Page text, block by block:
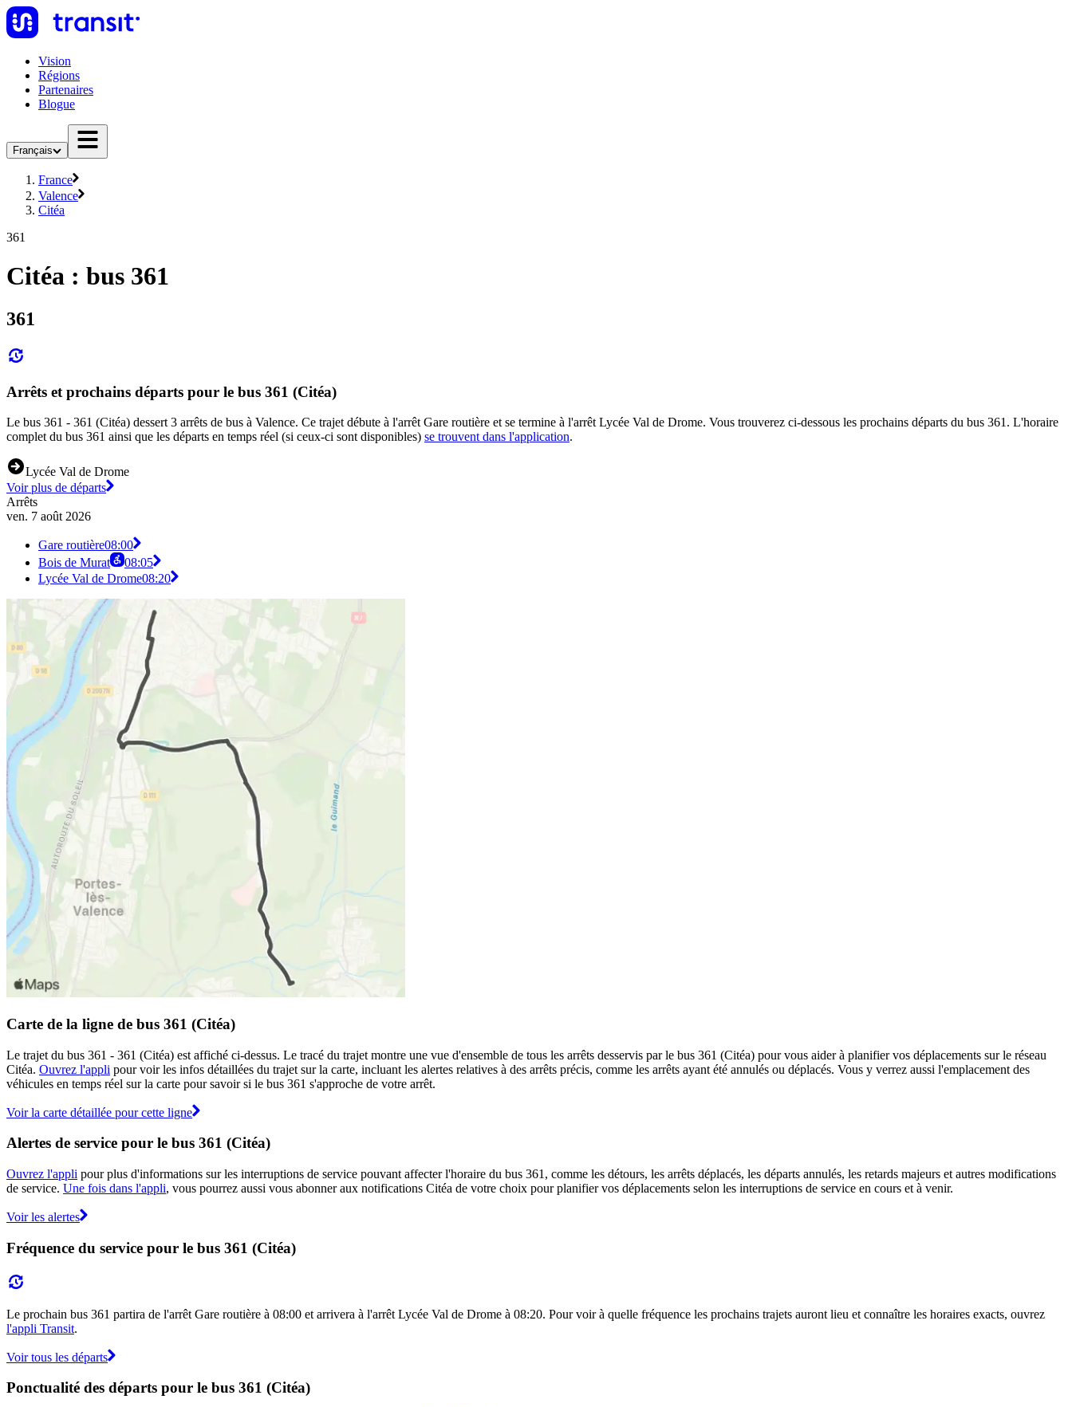
Vision
Régions
Partenaires
Blogue
Français
France
Valence
Citéa
361
Citéa : bus 361
361
Arrêts et prochains départs pour le bus 361 (Citéa)
Le bus 361 - 361 (Citéa) dessert 3 arrêts de bus à Valence. Ce trajet débute à l'arrêt Gare routière et se termine à l'arrêt Lycée Val de Drome. Vous trouverez ci-dessous les prochains départs du bus 361. L'horaire
complet du bus 361 ainsi que les départs en temps réel (si ceux-ci sont disponibles) se trouvent dans l'application.
Lycée Val de Drome
Voir plus de départs
Arrêts
ven. 7 août 2026
Gare routière08:00
Bois de Murat
08:05
Lycée Val de Drome08:20
Carte de la ligne de bus 361 (Citéa)
Le trajet du bus 361 - 361 (Citéa) est affiché ci-dessus. Le tracé du trajet montre une vue d'ensemble de tous les arrêts desservis par le bus 361 (Citéa) pour vous aider à planifier vos déplacements sur le réseau
Citéa. Ouvrez l'appli pour voir les infos détaillées du trajet sur la carte, incluant les alertes relatives à des arrêts précis, comme les arrêts ayant été annulés ou déplacés. Vous y verrez aussi l'emplacement des
véhicules en temps réel sur la carte pour savoir si le bus 361 s'approche de votre arrêt.
Voir la carte détaillée pour cette ligne
Alertes de service pour le bus 361 (Citéa)
Ouvrez l'appli pour plus d'informations sur les interruptions de service pouvant affecter l'horaire du bus 361, comme les détours, les arrêts déplacés, les départs annulés, les retards majeurs et autres modifications
de service. Une fois dans l'appli, vous pourrez aussi vous abonner aux notifications Citéa de votre choix pour planifier vos déplacements selon les interruptions de service en cours et à venir.
Voir les alertes
Fréquence du service pour le bus 361 (Citéa)
Le prochain bus 361 partira de l'arrêt Gare routière à 08:00 et arrivera à l'arrêt Lycée Val de Drome à 08:20. Pour voir à quelle fréquence les prochains trajets auront lieu et connaître les horaires exacts, ouvrez
l'appli Transit.
Voir tous les départs
Ponctualité des départs pour le bus 361 (Citéa)